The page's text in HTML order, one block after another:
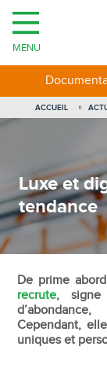
Luxe et
tendance
ACCUEIL
De prime
recrute, signe
Cependant,
uniques et
MENU